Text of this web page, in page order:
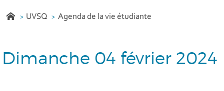
UVSQ Agenda de la vie étudiante
Dimanche 04 février 2024